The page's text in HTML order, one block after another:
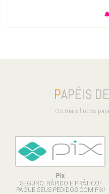
PAPÉIS DE
Os mais lindos
Pix
SEGURO, RÁPIDO E PRÁTICO!
PAGUE SEUS PEDIDOS COM PIX!